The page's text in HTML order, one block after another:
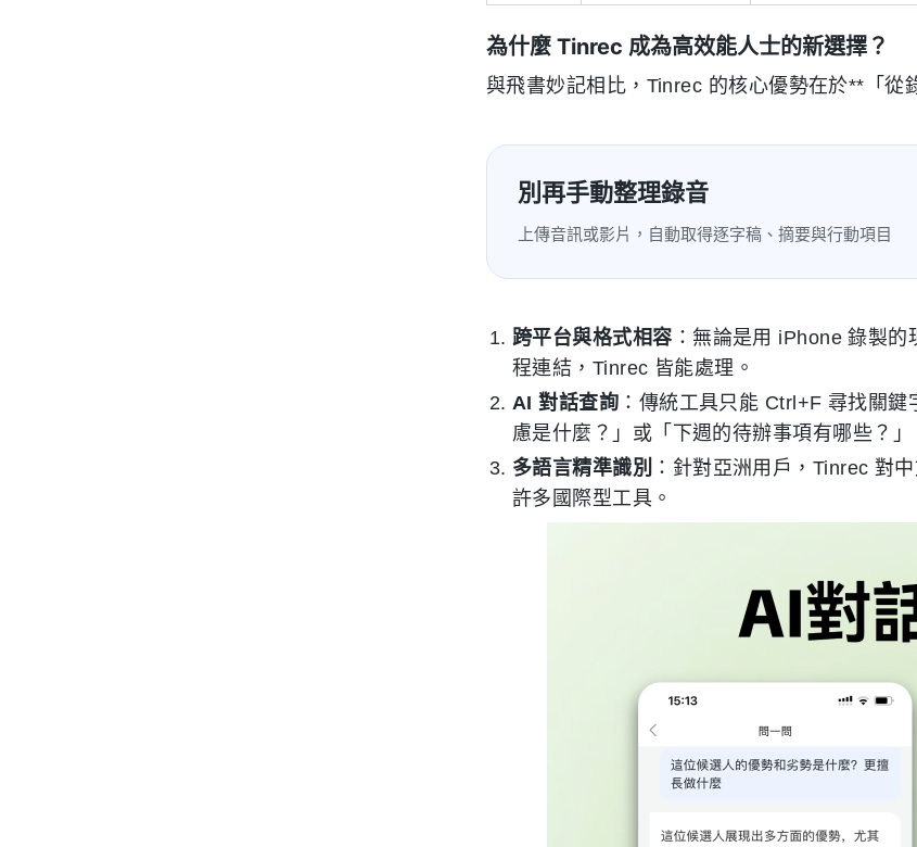
為什麼 Tinrec 成為高效能人士的新選擇？
與飛書妙記相比，Tinrec 的核心優勢在於**「從
別再手動整理錄音
上傳音訊或影片，自動取得逐字稿、摘要與行動項目
跨平台與格式相容 ：無論是用 iPhone 錄製
程連結，Tinrec 皆能處理。
AI 對話查詢 ：傳統工具只能 Ctrl+F 尋找關
慮是什麼？」或「下週的待辦事項有哪些？
多語言精準識別 ：針對亞洲用戶，Tinrec 對
許多國際型工具。